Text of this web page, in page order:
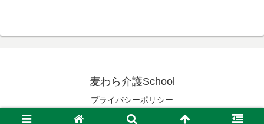
麦わら介護School
プライバシーポリシー
© 2019 麦わら介護School.